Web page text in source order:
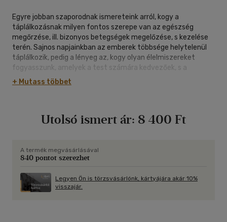
Egyre jobban szaporodnak ismereteink arról, kogy a
táplálkozásnak milyen fontos szerepe van az egészség
megőrzése, ill. bizonyos betegségek megelőzése, s kezelése
terén. Sajnos napjainkban az emberek többsége helytelenül
táplálkozik, pedig a lényeg az, kogy olyan élelmiszereket
fogyasszunk, amelyek a test számára kedvezőek, s a
kedvezőtlen hatású termékeket hagyjuk el, de legalábbis
csökkentsük. Ehhez nyújt segítséget jelen könyv, mely a
+ Mutass többet
Utolsó ismert ár: 8 400 Ft
A termék megvásárlásával
840 pontot szerezhet
Legyen Ön is törzsvásárlónk, kártyájára akár 10%
visszajár.